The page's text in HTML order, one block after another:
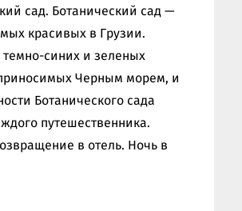
сад. Ботанический сад —
красивых в Грузии.
темно-синих и зеленых
Черным морем, и
Ботанического сада
путешественника.
в отель. Ночь в